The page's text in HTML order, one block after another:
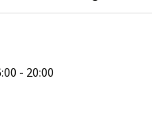
- 20:00